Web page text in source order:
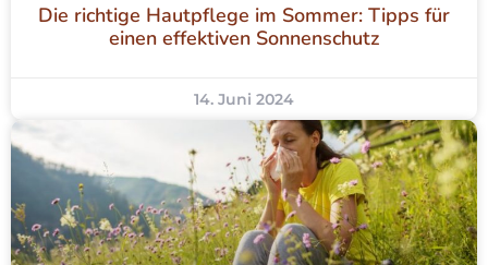
Die richtige Hautpflege im Sommer: Tipps für
einen effektiven Sonnenschutz
14. Juni 2024